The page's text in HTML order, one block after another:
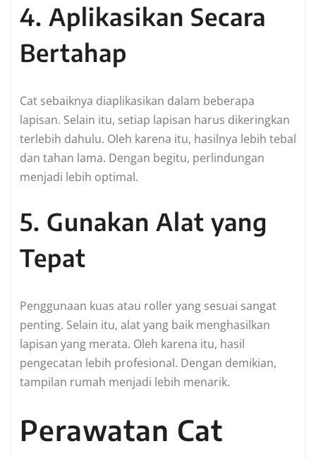
4. Aplikasikan Secara
Bertahap
Cat sebaiknya diaplikasikan dalam beberapa
lapisan. Selain itu, setiap lapisan harus dikeringkan
terlebih dahulu. Oleh karena itu, hasilnya lebih tebal
dan tahan lama. Dengan begitu, perlindungan
menjadi lebih optimal.
5. Gunakan Alat yang
Tepat
Penggunaan kuas atau roller yang sesuai sangat
penting. Selain itu, alat yang baik menghasilkan
lapisan yang merata. Oleh karena itu, hasil
pengecatan lebih profesional. Dengan demikian,
tampilan rumah menjadi lebih menarik.
Perawatan Cat